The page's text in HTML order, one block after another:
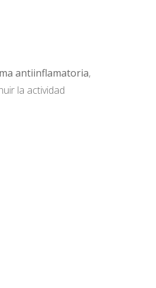
antiinflamatoria,
la actividad